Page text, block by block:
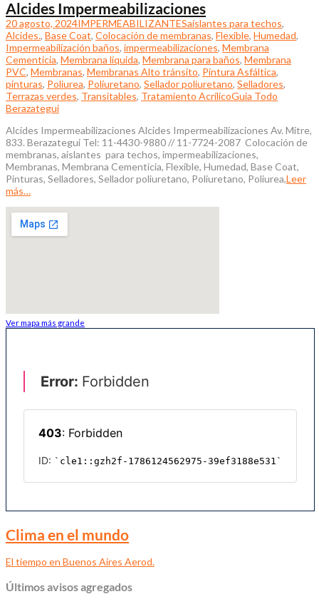
Alcides Impermeabilizaciones
20 agosto, 2024IMPERMEABILIZANTESaislantes para techos,
Alcides., Base Coat, Colocación de membranas, Flexible, Humedad,
Impermeabilización baños, impermeabilizaciones, Membrana
Cementicia, Membrana líquida, Membrana para baños, Membrana
PVC, Membranas, Membranas Alto tránsito, Pintura Asfáltica,
pinturas, Poliurea, Poliuretano, Sellador poliuretano, Selladores,
Terrazas verdes, Transitables, Tratamiento AcrílicoGuia Todo
Berazategui
Alcides Impermeabilizaciones Alcides Impermeabilizaciones Av. Mitre,
833. Berazategui Tel: 11-4430-9880 // 11-7724-2087 Colocación de
membranas, aislantes para techos, impermeabilizaciones,
Membranas, Membrana Cementicia, Flexible, Humedad, Base Coat,
Pinturas, Selladores, Sellador poliuretano, Poliuretano, Poliurea,Leer
más…
Ver mapa más grande
Clima en el mundo
El tiempo en Buenos Aires Aerod.
Últimos avisos agregados